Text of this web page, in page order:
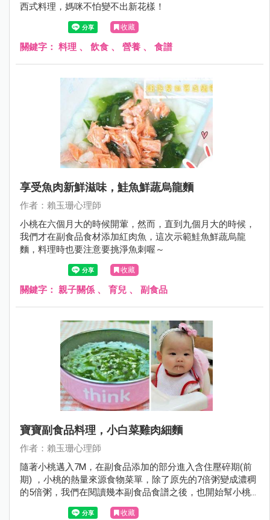
西式料理，媽咪不怕變不出新花樣！
收藏
關鍵字： 料理 、 飲食 、 營養 、 食譜
享受魚肉新鮮滋味，鮭魚鮮蔬烏龍麵
作者：賴玉珊心理師
小桃在六個月大的時候開葷，然而，直到九個月大的時候，
我們才在副食品食材添加紅肉魚，這次示範鮭魚鮮蔬烏龍
麵，料理時也要注意要挑淨魚刺喔～
收藏
關鍵字： 親子關係 、 育兒 、 副食品
寶寶副食品料理，小白菜雞肉細麵
作者：賴玉珊心理師
隨著小桃邁入7M，在副食品添加的部分進入含住壓碎期(前
期) ，小桃的熱量來源食物菜單，除了原先的7倍粥變成濃稠
的5倍粥，我們在閱讀幾本副食品食譜之後，也開始幫小桃
添加細麵、烏龍麵等食材，今天要介紹的是小桃很喜歡的7M
副食品：小白菜雞肉細麵。收藏